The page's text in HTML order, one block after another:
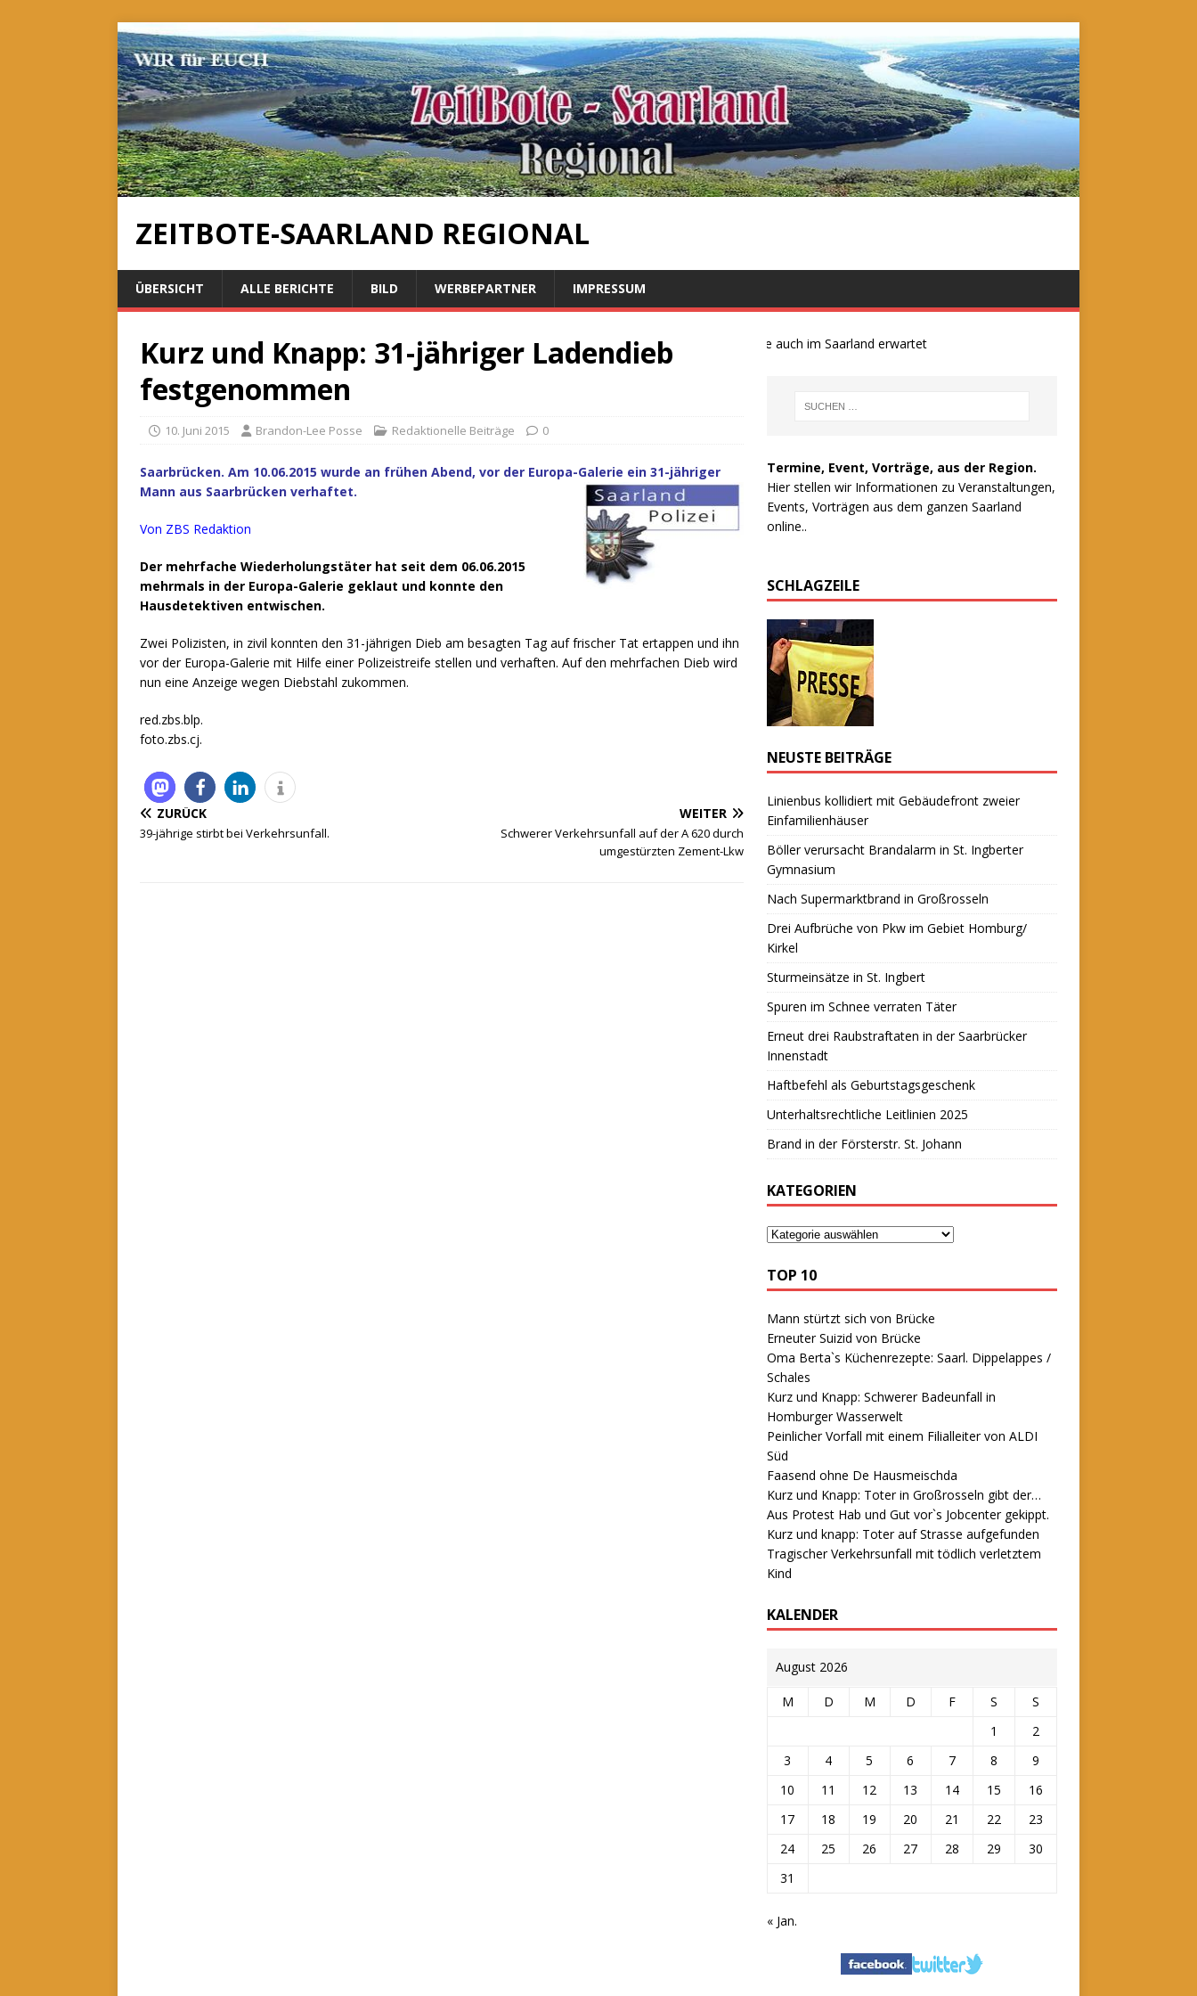
ZEITBOTE-SAARLAND REGIONAL
ÜBERSICHT ALLE BERICHTE BILD WERBEPARTNER IMPRESSUM
Kurz und Knapp: 31-jähriger Ladendieb
festgenommen
10. Juni 2015 Brandon-Lee Posse Redaktionelle Beiträge 0
Saarbrücken. Am 10.06.2015 wurde an frühen Abend, vor der Europa-Galerie ein 31-jähriger
Mann aus Saarbrücken verhaftet.
Von ZBS Redaktion
Der mehrfache Wiederholungstäter hat seit dem 06.06.2015
mehrmals in der Europa-Galerie geklaut und konnte den
Hausdetektiven entwischen.
Zwei Polizisten, in zivil konnten den 31-jährigen Dieb am besagten Tag auf frischer Tat ertappen und ihn
vor der Europa-Galerie mit Hilfe einer Polizeistreife stellen und verhaften. Auf den mehrfachen Dieb wird
nun eine Anzeige wegen Diebstahl zukommen.
red.zbs.blp.
foto.zbs.cj.
ZURÜCK
39-jährige stirbt bei Verkehrsunfall.
WEITER
Schwerer Verkehrsunfall auf der A 620 durch
umgestürzten Zement-Lkw
Bauernproteste auch im Saarland erwartet
Termine, Event, Vorträge, aus der Region.
Hier stellen wir Informationen zu Veranstaltungen,
Events, Vorträgen aus dem ganzen Saarland
online..
SCHLAGZEILE
NEUSTE BEITRÄGE
Linienbus kollidiert mit Gebäudefront zweier
Einfamilienhäuser
Böller verursacht Brandalarm in St. Ingberter
Gymnasium
Nach Supermarktbrand in Großrosseln
Drei Aufbrüche von Pkw im Gebiet Homburg/
Kirkel
Sturmeinsätze in St. Ingbert
Spuren im Schnee verraten Täter
Erneut drei Raubstraftaten in der Saarbrücker
Innenstadt
Haftbefehl als Geburtstagsgeschenk
Unterhaltsrechtliche Leitlinien 2025
Brand in der Försterstr. St. Johann
KATEGORIEN
TOP 10
Mann stürtzt sich von Brücke
Erneuter Suizid von Brücke
Oma Berta`s Küchenrezepte: Saarl. Dippelappes /
Schales
Kurz und Knapp: Schwerer Badeunfall in
Homburger Wasserwelt
Peinlicher Vorfall mit einem Filialleiter von ALDI
Süd
Faasend ohne De Hausmeischda
Kurz und Knapp: Toter in Großrosseln gibt der…
Aus Protest Hab und Gut vor`s Jobcenter gekippt.
Kurz und knapp: Toter auf Strasse aufgefunden
Tragischer Verkehrsunfall mit tödlich verletztem
Kind
KALENDER
August 2026
M D M D F S
S
1
2
3
4 5 6 7 8
9
10
11 12 13 14 15
16
17
18 19 20 21 22
23
24
25 26 27 28 29
30
31
« Jan.